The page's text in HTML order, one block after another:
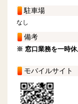
駐車場
なし
備考
※ 窓口業務を一時休
モバイルサイト